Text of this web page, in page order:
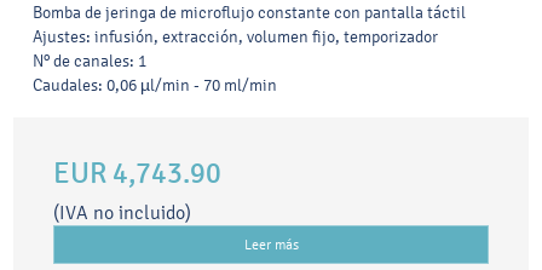
Bomba de jeringa de microflujo constante con pantalla táctil
Ajustes: infusión, extracción, volumen fijo, temporizador
Nº de canales: 1
Caudales: 0,06 µl/min - 70 ml/min
EUR 4,743.90
(IVA no incluido)
Leer más